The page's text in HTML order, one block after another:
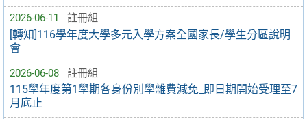
2026-06-11 註冊組
[轉知]116學年度大學多元入學方案全國家長/學生分區說明
會
2026-06-08 註冊組
115學年度第1學期各身份別學雜費減免_即日期開始受理至7
月底止